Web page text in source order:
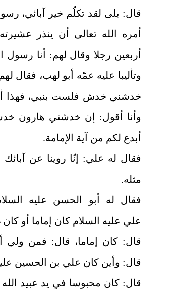
قال: بلى لقد تكلّم خير آبائي،
أمره الله تعالى أن ينذر
أربعين رجلا وقال لهم: أنا رسول
وتأليبا عليه عمّه أبو لهب، فقال
خدشني خدش فلست بنبي، فهذا
وأنا أقول: إن خدشني هارون
أبدع لكم من آية الإمامة.
فقال له علي: إنّا روينا عن آبائك
مثله.
فقال له أبو الحسن عليه‌
علي عليه ‌السلام كان إماما أو كان
قال: كان إماما، قال: فمن ولي
قال: وأين كان علي بن الحسين
قال: كان محبوسا في يد عبيد